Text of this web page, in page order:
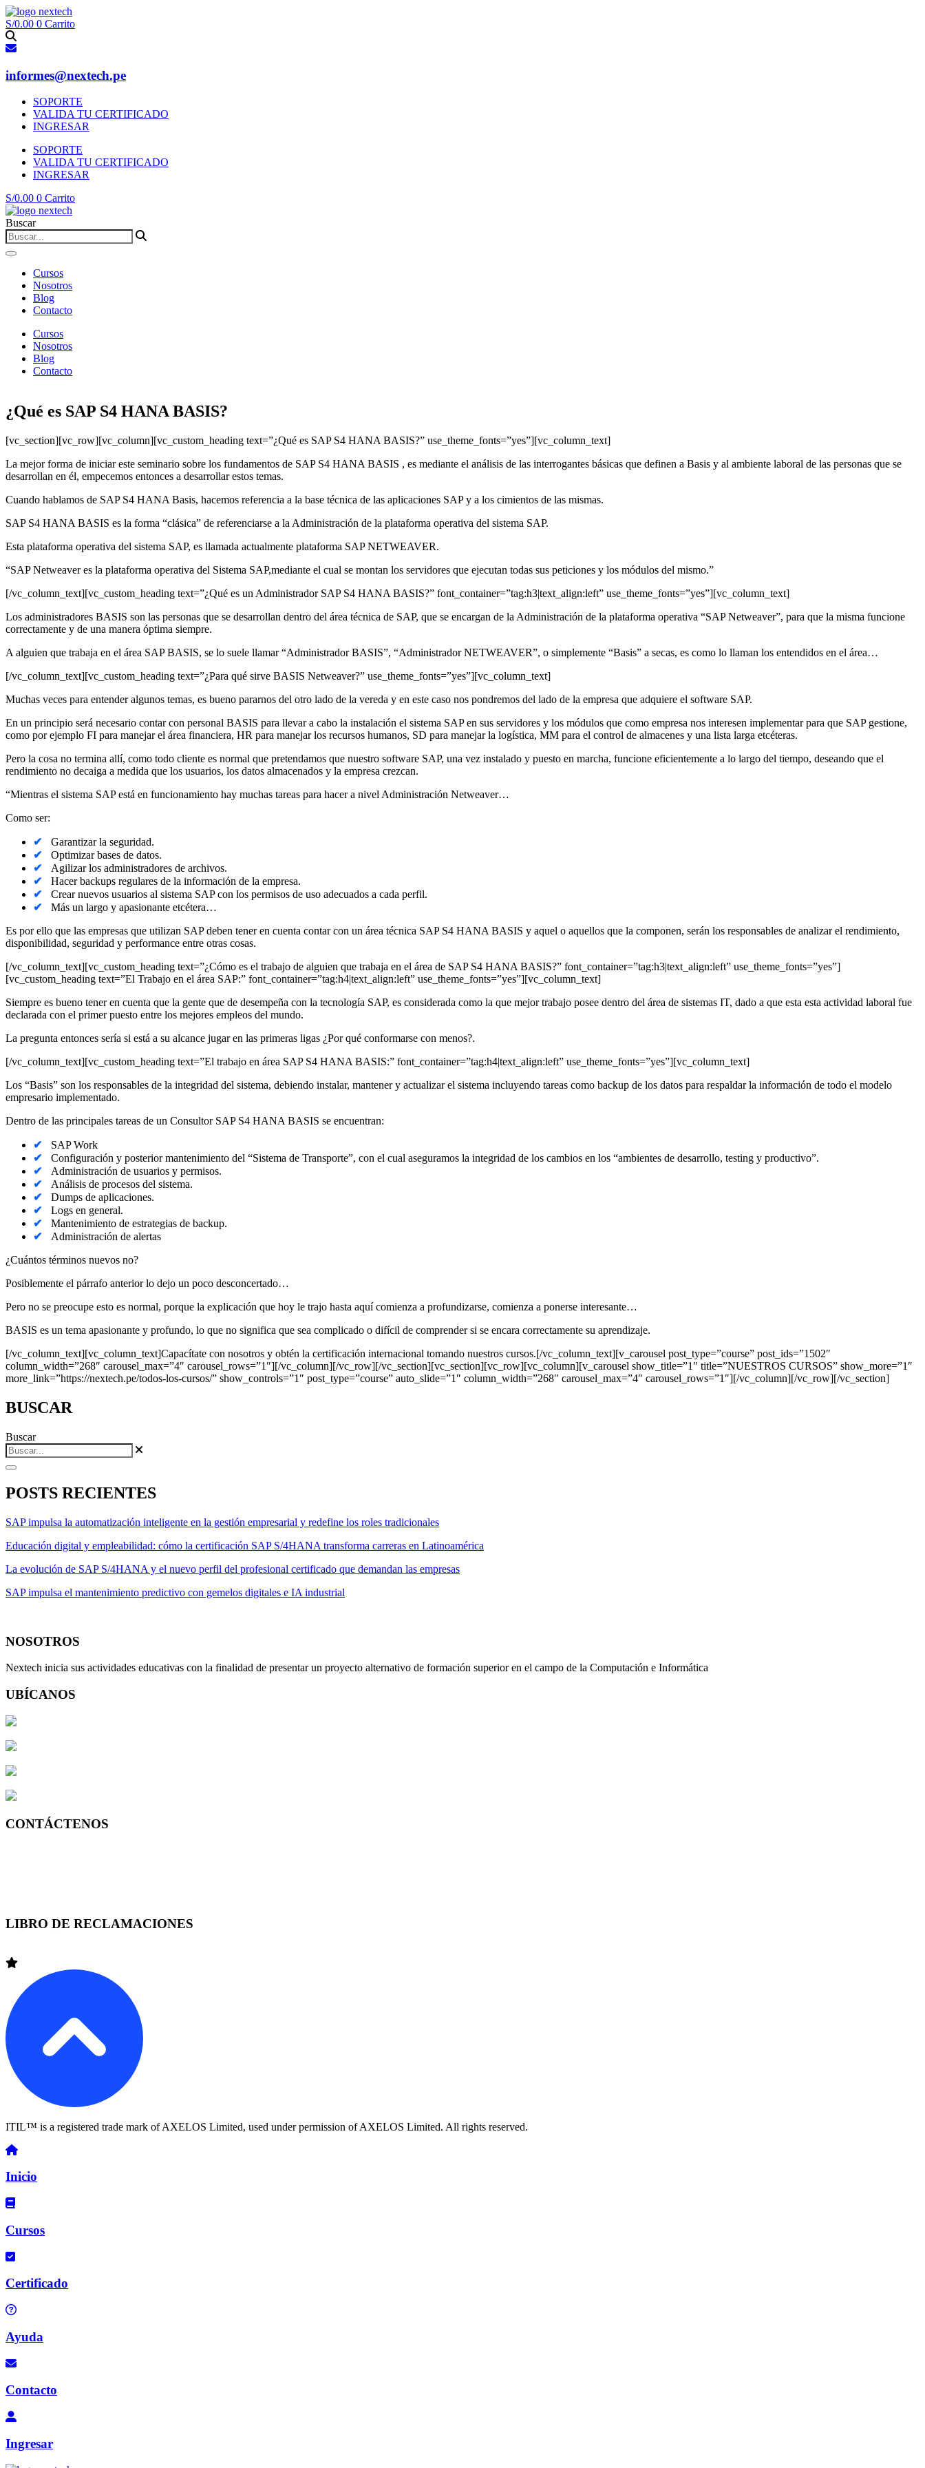
Ir
al
contenido
S/0.00 0 Carrito
informes@nextech.pe
SOPORTE
VALIDA TU CERTIFICADO
INGRESAR
SOPORTE
VALIDA TU CERTIFICADO
INGRESAR
S/0.00 0 Carrito
Buscar
Cursos
Nosotros
Blog
Contacto
Cursos
Nosotros
Blog
Contacto
¿Qué es SAP S4 HANA BASIS?
[vc_section][vc_row][vc_column][vc_custom_heading text=”¿Qué es SAP S4 HANA BASIS?” use_theme_fonts=”yes”][vc_column_text]
La mejor forma de iniciar este seminario sobre los fundamentos de SAP S4 HANA BASIS , es mediante el análisis de las interrogantes básicas que definen a Basis y al ambiente laboral de las personas que se
desarrollan en él, empecemos entonces a desarrollar estos temas.
Cuando hablamos de SAP S4 HANA Basis, hacemos referencia a la base técnica de las aplicaciones SAP y a los cimientos de las mismas.
SAP S4 HANA BASIS es la forma “clásica” de referenciarse a la Administración de la plataforma operativa del sistema SAP.
Esta plataforma operativa del sistema SAP, es llamada actualmente plataforma SAP NETWEAVER.
“SAP Netweaver es la plataforma operativa del Sistema SAP,mediante el cual se montan los servidores que ejecutan todas sus peticiones y los módulos del mismo.”
[/vc_column_text][vc_custom_heading text=”¿Qué es un Administrador SAP S4 HANA BASIS?” font_container=”tag:h3|text_align:left” use_theme_fonts=”yes”][vc_column_text]
Los administradores BASIS son las personas que se desarrollan dentro del área técnica de SAP, que se encargan de la Administración de la plataforma operativa “SAP Netweaver”, para que la misma funcione
correctamente y de una manera óptima siempre.
A alguien que trabaja en el área SAP BASIS, se lo suele llamar “Administrador BASIS”, “Administrador NETWEAVER”, o simplemente “Basis” a secas, es como lo llaman los entendidos en el área…
[/vc_column_text][vc_custom_heading text=”¿Para qué sirve BASIS Netweaver?” use_theme_fonts=”yes”][vc_column_text]
Muchas veces para entender algunos temas, es bueno pararnos del otro lado de la vereda y en este caso nos pondremos del lado de la empresa que adquiere el software SAP.
En un principio será necesario contar con personal BASIS para llevar a cabo la instalación el sistema SAP en sus servidores y los módulos que como empresa nos interesen implementar para que SAP gestione,
como por ejemplo FI para manejar el área financiera, HR para manejar los recursos humanos, SD para manejar la logística, MM para el control de almacenes y una lista larga etcéteras.
Pero la cosa no termina allí, como todo cliente es normal que pretendamos que nuestro software SAP, una vez instalado y puesto en marcha, funcione eficientemente a lo largo del tiempo, deseando que el
rendimiento no decaiga a medida que los usuarios, los datos almacenados y la empresa crezcan.
“Mientras el sistema SAP está en funcionamiento hay muchas tareas para hacer a nivel Administración Netweaver…
Como ser:
Garantizar la seguridad.
Optimizar bases de datos.
Agilizar los administradores de archivos.
Hacer backups regulares de la información de la empresa.
Crear nuevos usuarios al sistema SAP con los permisos de uso adecuados a cada perfil.
Más un largo y apasionante etcétera…
Es por ello que las empresas que utilizan SAP deben tener en cuenta contar con un área técnica SAP S4 HANA BASIS y aquel o aquellos que la componen, serán los responsables de analizar el rendimiento,
disponibilidad, seguridad y performance entre otras cosas.
[/vc_column_text][vc_custom_heading text=”¿Cómo es el trabajo de alguien que trabaja en el área de SAP S4 HANA BASIS?” font_container=”tag:h3|text_align:left” use_theme_fonts=”yes”]
[vc_custom_heading text=”El Trabajo en el área SAP:” font_container=”tag:h4|text_align:left” use_theme_fonts=”yes”][vc_column_text]
Siempre es bueno tener en cuenta que la gente que de desempeña con la tecnología SAP, es considerada como la que mejor trabajo posee dentro del área de sistemas IT, dado a que esta esta actividad laboral fue
declarada con el primer puesto entre los mejores empleos del mundo.
La pregunta entonces sería si está a su alcance jugar en las primeras ligas ¿Por qué conformarse con menos?.
[/vc_column_text][vc_custom_heading text=”El trabajo en área SAP S4 HANA BASIS:” font_container=”tag:h4|text_align:left” use_theme_fonts=”yes”][vc_column_text]
Los “Basis” son los responsables de la integridad del sistema, debiendo instalar, mantener y actualizar el sistema incluyendo tareas como backup de los datos para respaldar la información de todo el modelo
empresario implementado.
Dentro de las principales tareas de un Consultor SAP S4 HANA BASIS se encuentran:
SAP Work
Configuración y posterior mantenimiento del “Sistema de Transporte”, con el cual aseguramos la integridad de los cambios en los “ambientes de desarrollo, testing y productivo”.
Administración de usuarios y permisos.
Análisis de procesos del sistema.
Dumps de aplicaciones.
Logs en general.
Mantenimiento de estrategias de backup.
Administración de alertas
¿Cuántos términos nuevos no?
Posiblemente el párrafo anterior lo dejo un poco desconcertado…
Pero no se preocupe esto es normal, porque la explicación que hoy le trajo hasta aquí comienza a profundizarse, comienza a ponerse interesante…
BASIS es un tema apasionante y profundo, lo que no significa que sea complicado o difícil de comprender si se encara correctamente su aprendizaje.
[/vc_column_text][vc_column_text]Capacítate con nosotros y obtén la certificación internacional tomando nuestros cursos.[/vc_column_text][v_carousel post_type=”course” post_ids=”1502″
column_width=”268″ carousel_max=”4″ carousel_rows=”1″][/vc_column][/vc_row][/vc_section][vc_section][vc_row][vc_column][v_carousel show_title=”1″ title=”NUESTROS CURSOS” show_more=”1″
more_link=”https://nextech.pe/todos-los-cursos/” show_controls=”1″ post_type=”course” auto_slide=”1″ column_width=”268″ carousel_max=”4″ carousel_rows=”1″][/vc_column][/vc_row][/vc_section]
BUSCAR
Buscar
POSTS RECIENTES
SAP impulsa la automatización inteligente en la gestión empresarial y redefine los roles tradicionales
Educación digital y empleabilidad: cómo la certificación SAP S/4HANA transforma carreras en Latinoamérica
La evolución de SAP S/4HANA y el nuevo perfil del profesional certificado que demandan las empresas
SAP impulsa el mantenimiento predictivo con gemelos digitales e IA industrial
NOSOTROS
Nextech inicia sus actividades educativas con la finalidad de presentar un proyecto alternativo de formación superior en el campo de la Computación e Informática
UBÍCANOS
CONTÁCTENOS
LIBRO DE RECLAMACIONES
ITIL™ is a registered trade mark of AXELOS Limited, used under permission of AXELOS Limited. All rights reserved.
Inicio
Cursos
Certificado
Ayuda
Contacto
Ingresar